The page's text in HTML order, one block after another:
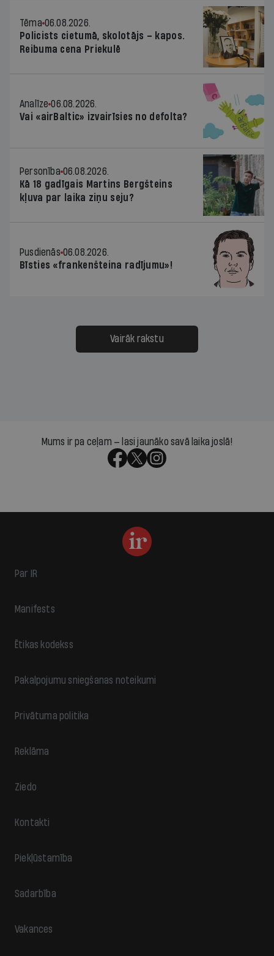
Tēma 06.08.2026.
Policists cietumā, skolotājs – kapos.
Reibuma cena Priekulē
Analīze 06.08.2026.
Vai «airBaltic» izvairīsies no defolta?
Personība 06.08.2026.
Kā 18 gadīgais Martins Bergšteins
kļuva par laika ziņu seju?
Pusdienās 06.08.2026.
Bīsties «frankenšteina radījumu»!
Vairāk rakstu
Mums ir pa ceļam — lasi jaunāko savā laika joslā!
Par IR
Manifests
Ētikas kodekss
Pakalpojumu sniegšanas noteikumi
Privātuma politika
Reklāma
Ziedo
Kontakti
Piekļūstamība
Sadarbība
Vakances